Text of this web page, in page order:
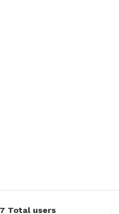
Total users